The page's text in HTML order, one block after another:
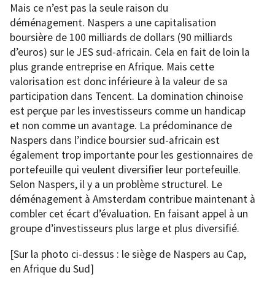
Mais ce n’est pas la seule raison du
déménagement. Naspers a une capitalisation
boursière de 100 milliards de dollars (90 milliards
d’euros) sur le JES sud-africain. Cela en fait de loin la
plus grande entreprise en Afrique. Mais cette
valorisation est donc inférieure à la valeur de sa
participation dans Tencent. La domination chinoise
est perçue par les investisseurs comme un handicap
et non comme un avantage. La prédominance de
Naspers dans l’indice boursier sud-africain est
également trop importante pour les gestionnaires de
portefeuille qui veulent diversifier leur portefeuille.
Selon Naspers, il y a un problème structurel. Le
déménagement à Amsterdam contribue maintenant à
combler cet écart d’évaluation. En faisant appel à un
groupe d’investisseurs plus large et plus diversifié.
[Sur la photo ci-dessus : le siège de Naspers au Cap,
en Afrique du Sud]